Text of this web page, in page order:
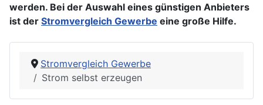
werden. Bei der Auswahl eines günstigen Anbieters
ist der Stromvergleich Gewerbe eine große Hilfe.
Stromvergleich Gewerbe
Strom selbst erzeugen